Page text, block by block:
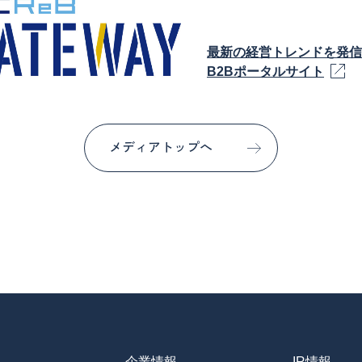
最新の経営トレンドを発
B2Bポータルサイト
メディアトップへ